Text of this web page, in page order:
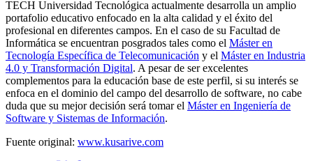
TECH Universidad Tecnológica actualmente desarrolla un amplio
portafolio educativo enfocado en la alta calidad y el éxito del
profesional en diferentes campos. En el caso de su Facultad de
Informática se encuentran posgrados tales como el Máster en
Tecnología Específica de Telecomunicación y el Máster en Industria
4.0 y Transformación Digital. A pesar de ser excelentes
complementos para la educación base de este perfil, si su interés se
enfoca en el dominio del campo del desarrollo de software, no cabe
duda que su mejor decisión será tomar el Máster en Ingeniería de
Software y Sistemas de Información.
Fuente original: www.kusarive.com